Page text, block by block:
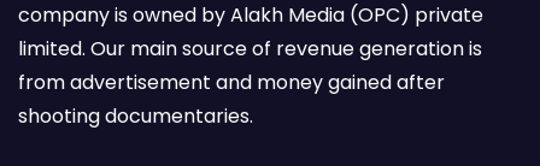
company is owned by Alakh Media (OPC) private
limited. Our main source of revenue generation is
from advertisement and money gained after
shooting documentaries.